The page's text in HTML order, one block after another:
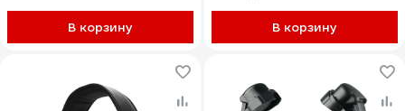
В корзину В корзину